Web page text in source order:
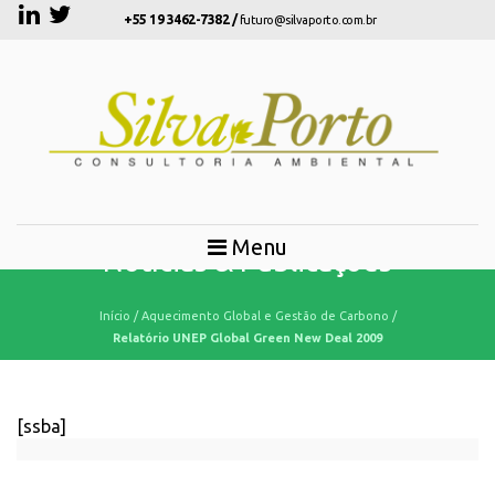
+55 19 3462-7382 /futuro@silvaporto.com.br
Menu
Notícias & Publicações
Início /Aquecimento Global e Gestão de Carbono /
Relatório UNEP Global Green New Deal 2009
[ssba]